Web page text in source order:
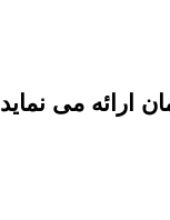
ارائه می نماید